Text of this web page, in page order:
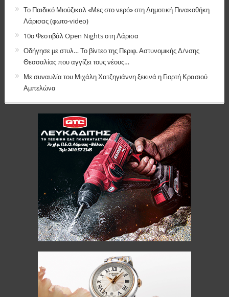
Το Παιδικό Μιούζικαλ «Μες στο νερό» στη Δημοτική Πινακοθήκη
Λάρισας (φωτο-video)
10ο Φεστιβάλ Open Nights στη Λάρισα
Οδήγησε με στυλ… Το βίντεο της Περιφ. Αστυνομικής Δ/νσης
Θεσσαλίας που αγγίζει τους νέους…
Με συναυλία του Μιχάλη Χατζηγιάννη ξεκινά η Γιορτή Κρασιού
Αμπελώνα